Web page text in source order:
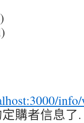
購者信息了.